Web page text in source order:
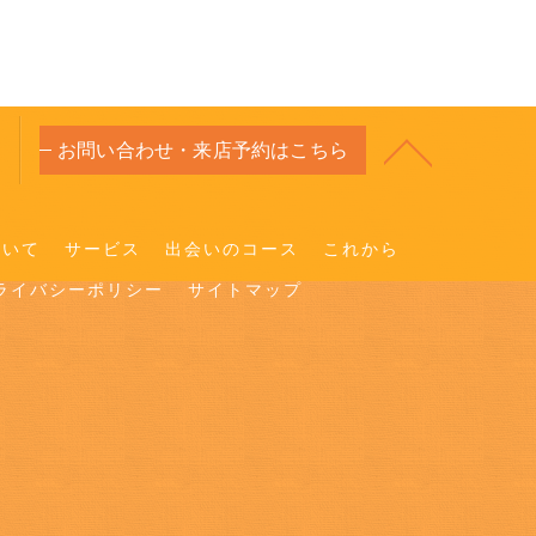
お問い合わせ・来店予約はこちら
て サービス 出会いのコース これから
イバシーポリシー サイトマップ